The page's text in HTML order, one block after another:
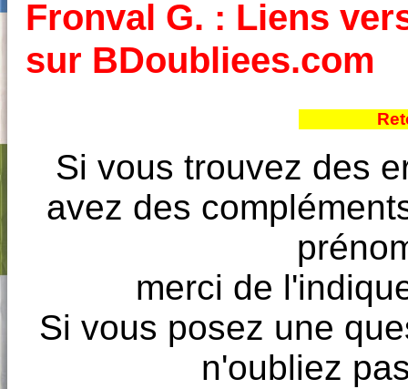
Fronval G. : Liens
sur BDoubliees.com
Si vous trouvez des
avez des
merci de
Si vous posez une
n'oubliez